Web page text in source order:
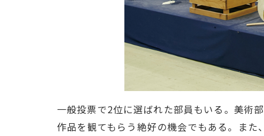
一般投票で2位に選ばれた部員もいる。美術
作品を観てもらう絶好の機会でもある。ま